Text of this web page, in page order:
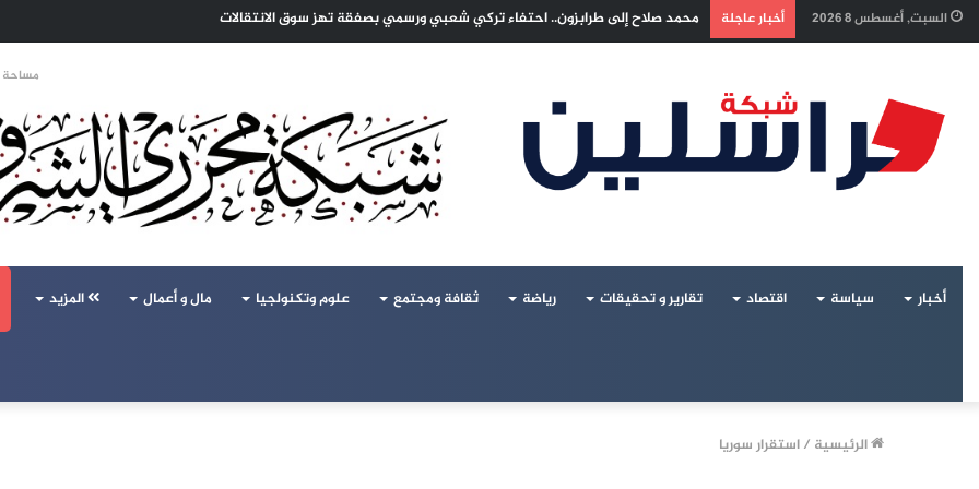
السبت, أغسطس 8 2026 أخبار عاجلة إسرائيل تراقب «اتفاق مكة» بقلق.. تحالف تركيا والسعودية وباكستان يفتح أسئلة جديدة حول ميزان القوى الإقليمي
مساحة
أخبار سياسة اقتصاد تقارير و تحقيقات رياضة ثقافة ومجتمع علوم وتكنولجيا مال و أعمال المزيد
الرئيسية /استقرار سوريا